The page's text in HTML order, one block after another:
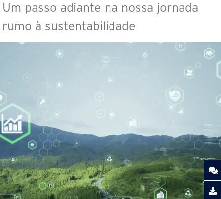
Um passo adiante na nossa jornada
rumo à sustentabilidade